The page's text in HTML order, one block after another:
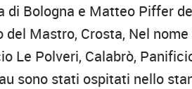
di Bologna e Matteo Piffer
Mastro, Crosta, Nel
Le Polveri, Calabrò,
sono stati ospitati nello